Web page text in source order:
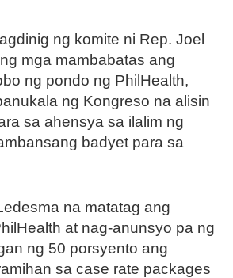
ng komite ni Rep. Joel
mga mambabatas ang
ng pondo ng PhilHealth,
ng Kongreso na alisin
sa ahensya sa ilalim ng
badyet para sa
na matatag ang
at nag-anunsyo pa ng
ng 50 porsyento ang
sa case rate packages